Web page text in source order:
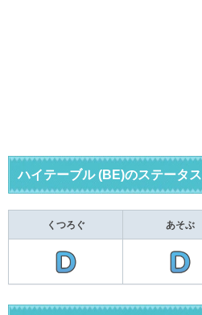
ハイテーブル (BE)のステータス
くつろぐ あそぶ